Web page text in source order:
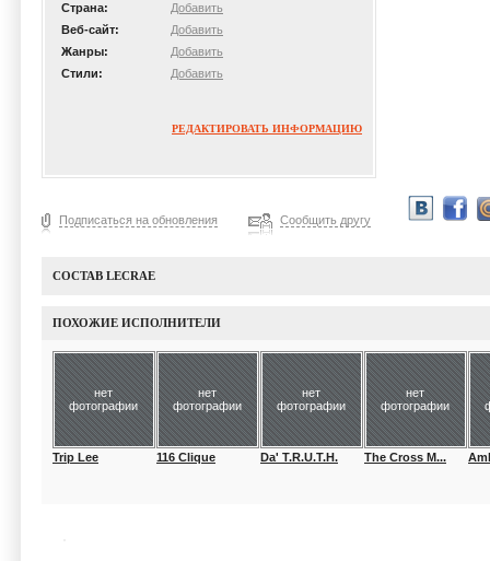
Страна:
Добавить
Веб-сайт:
Добавить
Жанры:
Добавить
Стили:
Добавить
РЕДАКТИРОВАТЬ ИНФОРМАЦИЮ
Подписаться на обновления Сообщить другу
СОСТАВ LECRAE
ПОХОЖИЕ ИСПОЛНИТЕЛИ
нет
фотографии
Trip Lee
нет
фотографии
116 Clique
нет
фотографии
Da' T.R.U.T.H.
нет
фотографии
The Cross M...